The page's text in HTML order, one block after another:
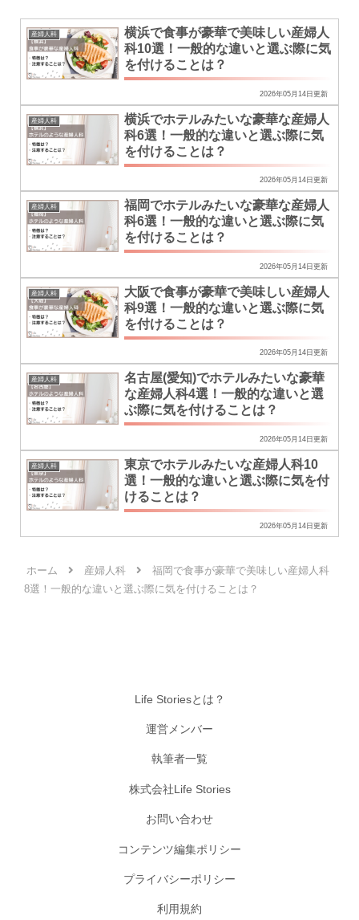
産婦人科
横浜で食事が豪華で美味しい産婦人
科10選！一般的な違いと選ぶ際に気
を付けることは？
2026年05月14日更新
産婦人科
横浜でホテルみたいな豪華な産婦人
科6選！一般的な違いと選ぶ際に気
を付けることは？
2026年05月14日更新
産婦人科
福岡でホテルみたいな豪華な産婦人
科6選！一般的な違いと選ぶ際に気
を付けることは？
2026年05月14日更新
産婦人科
大阪で食事が豪華で美味しい産婦人
科9選！一般的な違いと選ぶ際に気
を付けることは？
2026年05月14日更新
産婦人科
名古屋(愛知)でホテルみたいな豪華
な産婦人科4選！一般的な違いと選
ぶ際に気を付けることは？
2026年05月14日更新
産婦人科
東京でホテルみたいな産婦人科10
選！一般的な違いと選ぶ際に気を付
けることは？
2026年05月14日更新
ホーム 産婦人科
福岡で食事が豪華で美味しい産婦人科
8選！一般的な違いと選ぶ際に気を付けることは？
Life Storiesとは？
運営メンバー
執筆者一覧
株式会社Life Stories
お問い合わせ
コンテンツ編集ポリシー
プライバシーポリシー
利用規約